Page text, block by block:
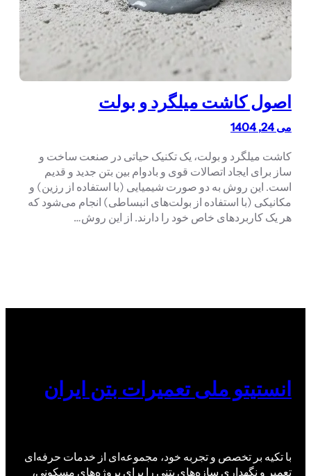
اصول کاشت میلگرد و بولت
می 24, 1404
کاشت میلگرد و بولت، یک تکنیک حیاتی در صنعت ساخت و
ساز برای ایجاد اتصالات قوی و بادوام بین بتن جدید و قدیم
است. این روش به دو صورت شیمیایی (با استفاده از رزین) و
مکانیکی (با استفاده از بولت‌های انبساطی) انجام می‌شود که
هر یک کاربردهای خاص خود را دارند. از این روش…
انستیتو ملی تعمیرات بتن ایران
با تکیه بر تخصص و تجربه خود، مجموعه‌ای از خدمات حرفه‌ای
تعمیر و نگهداری سازه‌های بتنی را برای پروژه‌های مسکونی،